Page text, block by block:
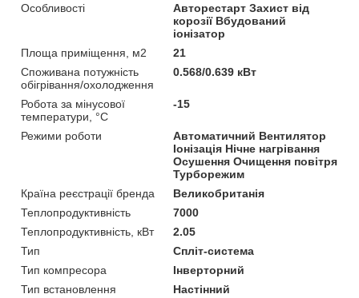
Особливості
Авторестарт Захист від
корозії Вбудований
іонізатор
Площа приміщення, м2
21
Споживана потужність
обігрівання/охолодження
0.568/0.639 кВт
Робота за мінусової
температури, °C
-15
Режими роботи
Автоматичний Вентилятор
Іонізація Нічне нагрівання
Осушення Очищення повітря
Турборежим
Країна реєстрації бренда
Великобританія
Теплопродуктивність
7000
Теплопродуктивність, кВт
2.05
Тип
Спліт-система
Тип компресора
Інверторний
Тип встановлення
Настінний